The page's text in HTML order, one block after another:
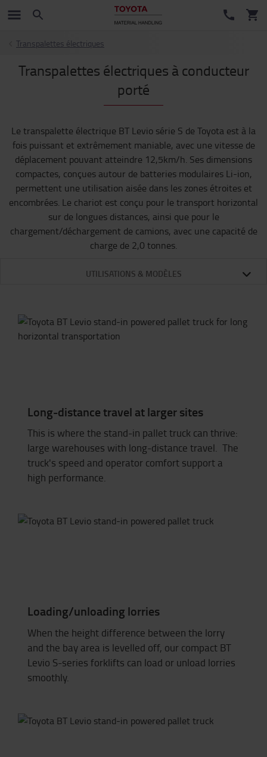
Transpalettes électriques
Transpalettes électriques à conducteur
porté
Le transpalette électrique BT Levio série S de Toyota est à la
fois puissant et extrêmement maniable, avec une vitesse de
déplacement pouvant atteindre 12,5km/h. Ses dimensions
compactes, conçues autour de batteries modulaires Li-ion,
permettent une utilisation aisée dans les zones étroites et
encombrées. Le chariot est conçu pour le transport horizontal
sur de longues distances, ainsi que pour le
chargement/déchargement de camions, avec une capacité de
charge de 2,0 tonnes.
UTILISATIONS & MODÈLES
Long-distance travel at larger sites
This is where the stand-in pallet truck can thrive:
large warehouses with long-distance travel. The
truck's speed and operator comfort support a
high performance.
Loading/unloading lorries
When the height difference between the lorry
and the bay area is levelled off, our compact BT
Levio S-series forklifts can load or unload lorries
smoothly.